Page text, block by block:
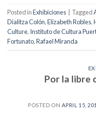
Posted inExhibiciones Tagged
Dialitza Colón,Elizabeth Robles,
Culture, Instituto de Cultura
Fortunato,Rafael Miranda
Por la libre
POSTED ON APRIL 15,